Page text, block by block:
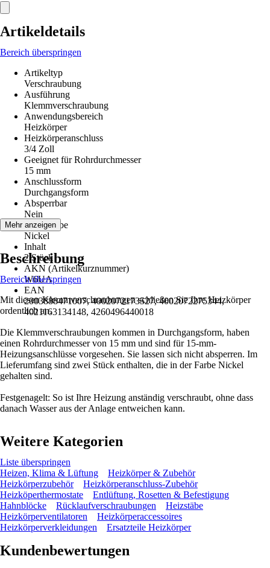
Artikeldetails
Bereich überspringen
Artikeltyp
Verschraubung
Ausführung
Klemmverschraubung
Anwendungsbereich
Heizkörper
Heizkörperanschluss
3/4 Zoll
Geeignet für Rohrdurchmesser
15 mm
Anschlussform
Durchgangsform
Absperrbar
Nein
Grundfarbe
Nickel
Inhalt
2 Stück
AKN (Artikelkurznummer)
W6UA
EAN
2003888471007, 4002072173527, 4002072275344,
4021163134148, 4260496440018
Mehr anzeigen
Beschreibung
Bereich überspringen
Mit diesen Klemmverschraubungen schließen Sie Ihre Heizkörper
ordentlich an.
Die Klemmverschraubungen kommen in Durchgangsform, haben
einen Rohrdurchmesser von 15 mm und sind für 15-mm-
Heizungsanschlüsse vorgesehen. Sie lassen sich nicht absperren. Im
Lieferumfang sind zwei Stück enthalten, die in der Farbe Nickel
gehalten sind.
Festgenagelt: So ist Ihre Heizung anständig verschraubt, ohne dass
danach Wasser aus der Anlage entweichen kann.
Weitere Kategorien
Liste überspringen
Heizen, Klima & Lüftung
Heizkörper & Zubehör
Heizkörperzubehör
Heizkörperanschluss-Zubehör
Heizköperthermostate
Entlüftung, Rosetten & Befestigung
Hahnblöcke
Rücklaufverschraubungen
Heizstäbe
Heizkörperventilatoren
Heizkörperaccessoires
Heizkörperverkleidungen
Ersatzteile Heizkörper
Kundenbewertungen